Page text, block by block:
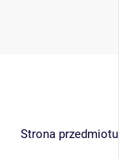
Strona przedmiotu